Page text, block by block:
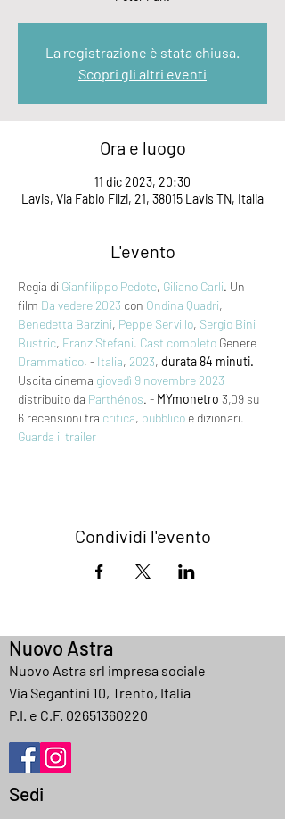
La registrazione è stata chiusa.
Scopri gli altri eventi
Ora e luogo
11 dic 2023, 20:30
Lavis, Via Fabio Filzi, 21, 38015 Lavis TN, Italia
L'evento
Regia di Gianfilippo Pedote, Giliano Carli. Un
film Da vedere 2023 con Ondina Quadri,
Benedetta Barzini, Peppe Servillo, Sergio Bini
Bustric, Franz Stefani. Cast completo Genere
Drammatico, - Italia, 2023, durata 84 minuti.
Uscita cinema giovedì 9 novembre 2023
distribuito da Parthénos. - MYmonetro 3,09 su
6 recensioni tra critica, pubblico e dizionari.
Guarda il trailer
Condividi l'evento
Nuovo Astra
Nuovo Astra srl impresa sociale
Via Segantini 10, Trento, Italia
P.I. e C.F. 02651360220
Sedi